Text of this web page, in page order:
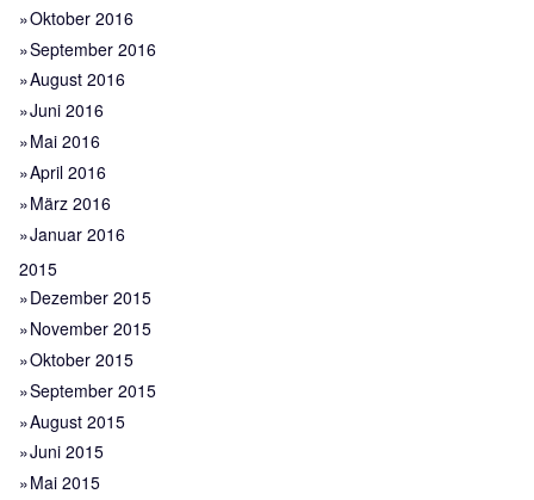
Oktober 2016
September 2016
August 2016
Juni 2016
Mai 2016
April 2016
März 2016
Januar 2016
2015
Dezember 2015
November 2015
Oktober 2015
September 2015
August 2015
Juni 2015
Mai 2015